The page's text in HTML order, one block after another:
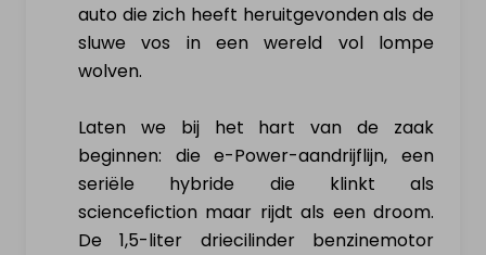
Contact
Inloggen
Registreer als particulier
auto die zich heeft heruitgevonden als de
sluwe vos in een wereld vol lompe
wolven.
Laten we bij het hart van de zaak
beginnen: die e-Power-aandrijflijn, een
seriële hybride die klinkt als
sciencefiction maar rijdt als een droom.
De 1,5-liter driecilinder benzinemotor